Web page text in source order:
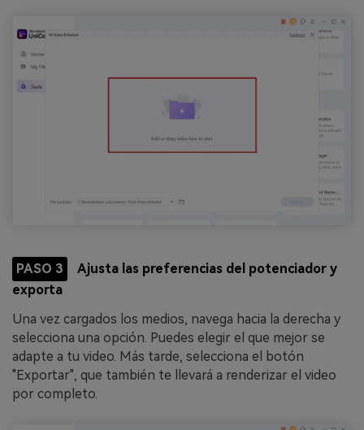
PASO 3
Ajusta las preferencias del potenciador y
exporta
Una vez cargados los medios, navega hacia la derecha y
selecciona una opción. Puedes elegir el que mejor se
adapte a tu video. Más tarde, selecciona el botón
"Exportar", que también te llevará a renderizar el video
por completo.